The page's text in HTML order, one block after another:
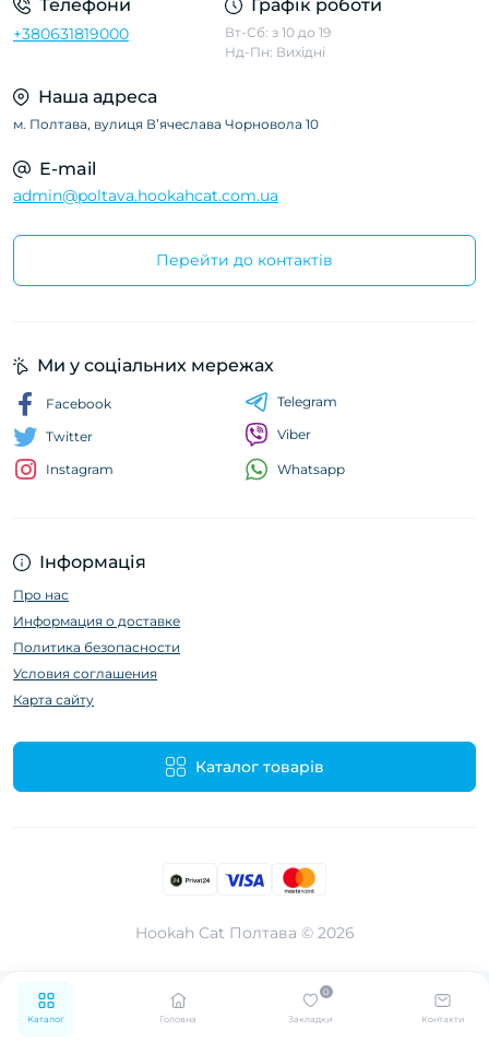
Каталог Головна Закладки
0
Контакти
Телефони
+380631819000
Графік роботи
Вт-Сб: з 10 до 19
Нд-Пн: Вихідні
Наша адреса
м. Полтава, вулиця Вʼячеслава Чорновола 10
E-mail
admin@poltava.hookahcat.com.ua
Перейти до контактів
Інформація
Про нас
Информация о доставке
Политика безопасности
Условия соглашения
Карта сайту
Каталог товарів
Ми у соціальних мережах
Facebook
Twitter
Instagram
Telegram
Viber
Whatsapp
Hookah Cat Полтава © 2026